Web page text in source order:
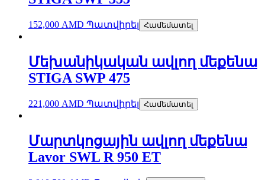
152,000 AMD Պատվիրել Համեմատել
Մեխանիկական ավլող մեքենա
STIGA SWP 475
221,000 AMD Պատվիրել Համեմատել
Մարտկոցային ավլող մեքենա
Lavor SWL R 950 ET